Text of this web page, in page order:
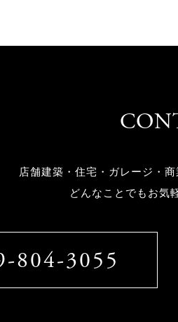
店舗建築・住宅・ガレージ・
どんなことでもお気
804-3055